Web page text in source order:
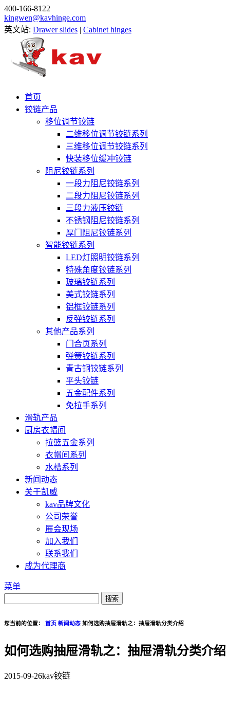
400-166-8122
kingwen@kavhinge.com
英文站: Drawer slides | Cabinet hinges
首页
铰链产品
移位调节铰链
二维移位调节铰链系列
三维移位调节铰链系列
快装移位缓冲铰链
阻尼铰链系列
一段力阻尼铰链系列
二段力阻尼铰链系列
三段力液压铰链
不锈钢阻尼铰链系列
厚门阻尼铰链系列
智能铰链系列
LED灯照明铰链系列
特殊角度铰链系列
玻璃铰链系列
美式铰链系列
铝框铰链系列
反弹铰链系列
其他产品系列
门合页系列
弹簧铰链系列
青古铜铰链系列
平头铰链
五金配件系列
免拉手系列
滑轨产品
厨房衣帽间
拉篮五金系列
衣帽间系列
水槽系列
新闻动态
关于凯威
kav品牌文化
公司荣誉
展会现场
加入我们
联系我们
成为代理商
菜单
您当前的位置： 首页 新闻动态 如何选购抽屉滑轨之：抽屉滑轨分类介绍
如何选购抽屉滑轨之：抽屉滑轨分类介绍
2015-09-26kav铰链